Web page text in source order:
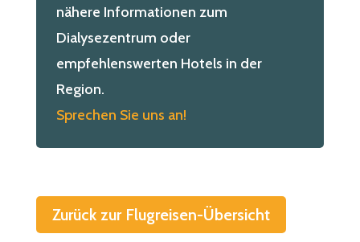
nähere Informationen zum
Dialysezentrum oder
empfehlenswerten Hotels in der
Region.
Sprechen Sie uns an!
Zurück zur Flugreisen-Übersicht